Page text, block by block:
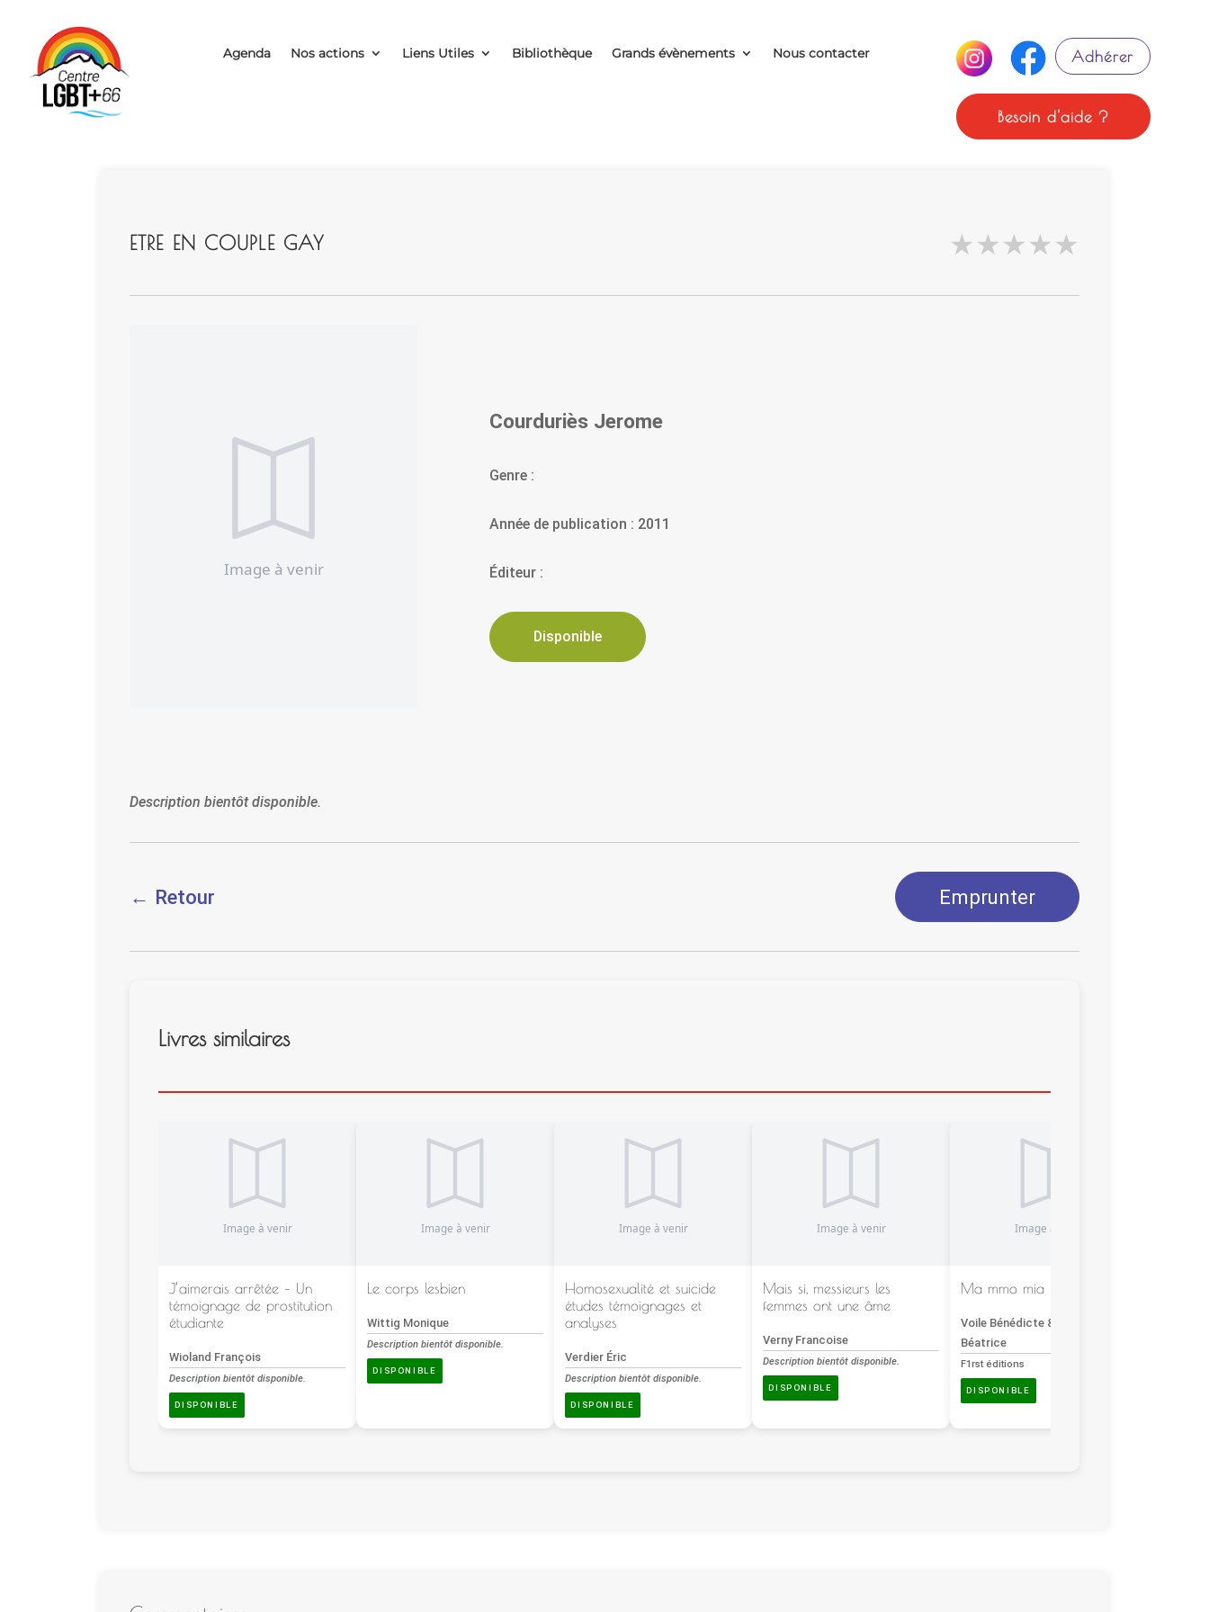
Agenda Nos actions Liens Utiles Bibliothèque Grands évènements Nous contacter Adhérer
Besoin d'aide ?
ETRE EN COUPLE GAY
Courduriès Jerome
Genre :
Année de publication : 2011
Éditeur :
Disponible
Description bientôt disponible.
← Retour Emprunter
Livres similaires
J’aimerais arrêtée – Un
témoignage de prostitution
étudiante
Wioland François
Description bientôt disponible.
DISPONIBLE
Le corps lesbien
Wittig Monique
Description bientôt disponible.
DISPONIBLE
Homosexualité et suicide
études témoignages et
analyses
Verdier Éric
Description bientôt disponible.
DISPONIBLE
Mais si, messieurs les
femmes ont une âme
Verny Francoise
Description bientôt disponible.
DISPONIBLE
Ma mmo mia
Voile Bénédicte & Delaboulaye
Béatrice
F1rst éditions
DISPONIBLE